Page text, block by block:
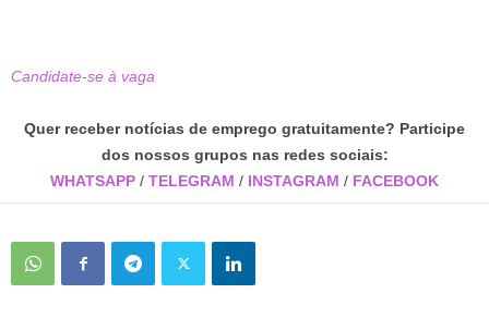
Candidate-se à vaga
Quer receber notícias de emprego gratuitamente? Participe
dos nossos grupos nas redes sociais:
WHATSAPP / TELEGRAM / INSTAGRAM / FACEBOOK